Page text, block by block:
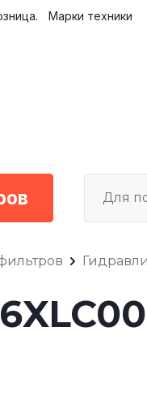
Марки техники